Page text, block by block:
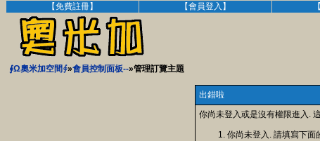
【免費註冊】 【會員登入】
∮Ω奧米加空間∮»會員控制面板--»管理訂覽主題
出錯啦
你尚未登入或是沒有權限進入.
你尚未登入. 請填寫下面